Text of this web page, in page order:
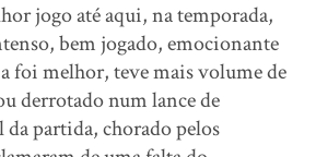
jogo até aqui, na temporada,
bem jogado, emocionante
foi melhor, teve mais volume de
derrotado num lance de
partida, chorado pelos